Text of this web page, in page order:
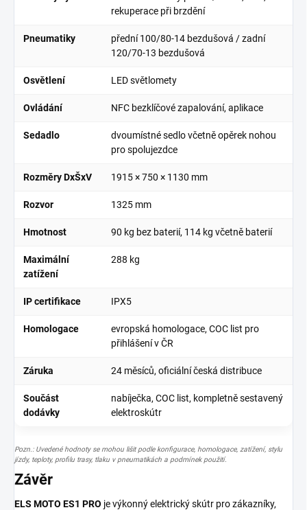
rekuperace při brzdění
Pneumatiky přední100/80-14bezdušová / zadní
120/70-13 bezdušová
Osvětlení LED světlomety
Ovládání NFC bezklíčové zapalování, aplikace
Sedadlo
dvoumístné sedlo včetně opěrek nohou
pro spolujezdce
Rozměry DxŠxV 1915 × 750 × 1130 mm
Rozvor 1325 mm
Hmotnost 90 kg bez baterií, 114 kg včetně baterií
Maximální
zatížení
288 kg
IP certifikace IPX5
Homologace
evropská homologace, COC list pro
přihlášení v ČR
Záruka 24 měsíců, oficiální česká distribuce
Součást
dodávky
nabíječka, COC list, kompletně sestavený
elektroskútr
Pozn.: Uvedené hodnoty se mohou lišit podle konfigurace, homologace, zatížení, stylu
jízdy, teploty, profilu trasy, tlaku v pneumatikách a podmínek použití.
Závěr
ELS MOTO ES1 PRO je výkonný elektrický skútr pro zákazníky,